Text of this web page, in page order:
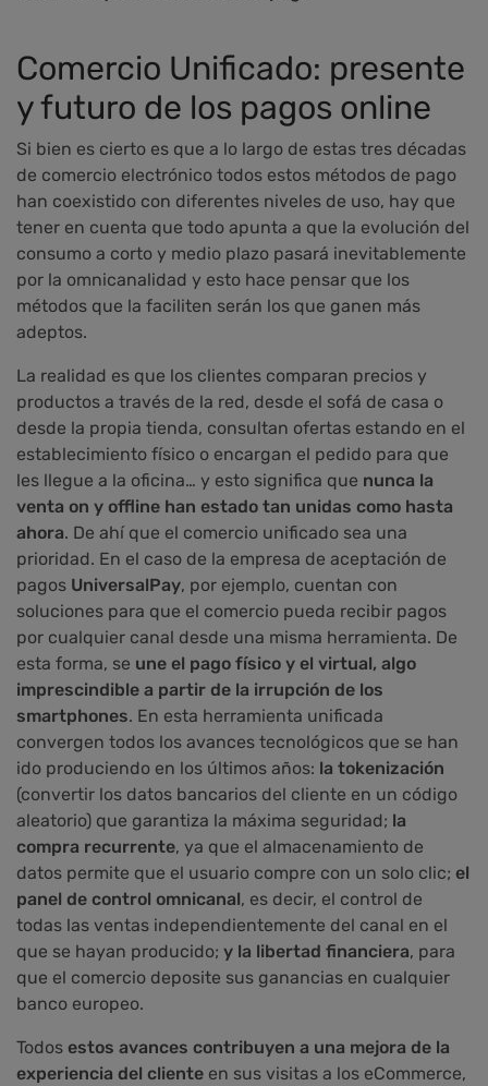
Comercio Unificado: presente
y futuro de los pagos online
Si bien es cierto es que a lo largo de estas tres décadas
de comercio electrónico todos estos métodos de pago
han coexistido con diferentes niveles de uso, hay que
tener en cuenta que todo apunta a que la evolución del
consumo a corto y medio plazo pasará inevitablemente
por la omnicanalidad y esto hace pensar que los
métodos que la faciliten serán los que ganen más
adeptos.
La realidad es que los clientes comparan precios y
productos a través de la red, desde el sofá de casa o
desde la propia tienda, consultan ofertas estando en el
establecimiento físico o encargan el pedido para que
les llegue a la oficina… y esto significa que nunca la
venta on y offline han estado tan unidas como hasta
ahora. De ahí que el comercio unificado sea una
prioridad. En el caso de la empresa de aceptación de
pagos UniversalPay, por ejemplo, cuentan con
soluciones para que el comercio pueda recibir pagos
por cualquier canal desde una misma herramienta. De
esta forma, se une el pago físico y el virtual, algo
imprescindible a partir de la irrupción de los
smartphones. En esta herramienta unificada
convergen todos los avances tecnológicos que se han
ido produciendo en los últimos años: la tokenización
(convertir los datos bancarios del cliente en un código
aleatorio) que garantiza la máxima seguridad; la
compra recurrente, ya que el almacenamiento de
datos permite que el usuario compre con un solo clic; el
panel de control omnicanal, es decir, el control de
todas las ventas independientemente del canal en el
que se hayan producido; y la libertad financiera, para
que el comercio deposite sus ganancias en cualquier
banco europeo.
Todos estos avances contribuyen a una mejora de la
experiencia del cliente en sus visitas a los eCommerce,